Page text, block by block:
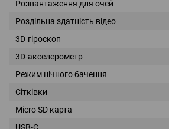
Розвантаження для очей
Роздільна здатність відео
3D-гіроскоп
3D-акселерометр
Режим нічного бачення
Сітківки
Micro SD карта